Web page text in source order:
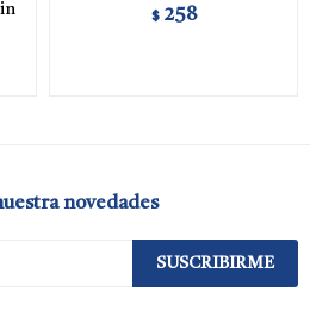
$ 258
novedades
SUSCRIBIRME